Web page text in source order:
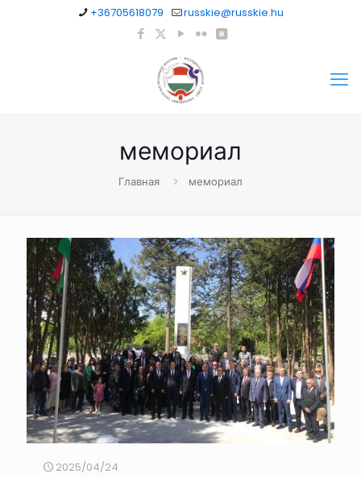
+36705618079 russkie@russkie.hu
мемориал
Главная мемориал
2025/04/24